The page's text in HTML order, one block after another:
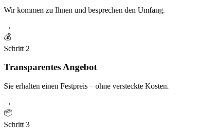
Wir kommen zu Ihnen und besprechen den Umfang.
→
💰
Schritt 2
Transparentes Angebot
Sie erhalten einen Festpreis – ohne versteckte Kosten.
→
📦
Schritt 3